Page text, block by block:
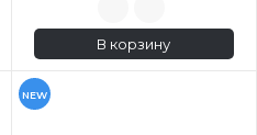
В корзину
NEW